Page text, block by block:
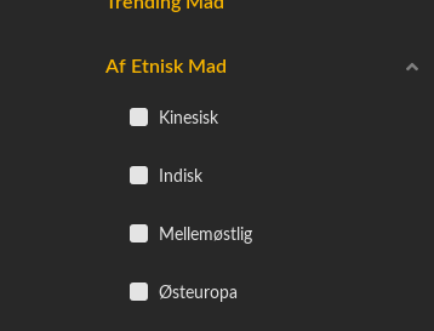
Af Etnisk Mad
Kinesisk
Indisk
Mellemøstlig
Østeuropa